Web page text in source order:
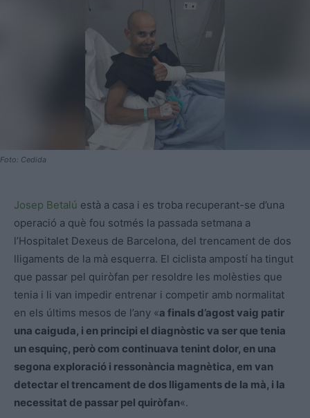
Foto: Cedida
Josep Betalú està a casa i es troba recuperant-se d’una
operació a què fou sotmés la passada setmana a
l’Hospitalet Dexeus de Barcelona, del trencament de dos
lligaments de la mà esquerra. El ciclista ampostí ha tingut
que passar pel quiròfan per resoldre les molèsties que
tenia i li van impedir entrenar i competir amb normalitat
en els últims mesos de l’any «a finals d’agost vaig patir
una caiguda, i en principi el diagnòstic va ser que tenia
un esquinç, però com continuava tenint dolor, en una
segona exploració i ressonància magnètica, em van
detectar el trencament de dos lligaments de la mà, i la
necessitat de passar pel quiròfan«.